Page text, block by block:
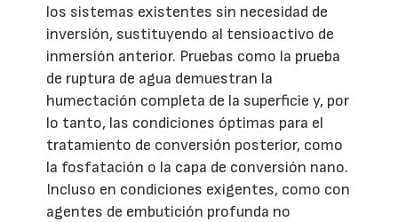
los sistemas existentes sin necesidad de
inversión, sustituyendo al tensioactivo de
inmersión anterior. Pruebas como la prueba
de ruptura de agua demuestran la
humectación completa de la superficie y, por
lo tanto, las condiciones óptimas para el
tratamiento de conversión posterior, como
la fosfatación o la capa de conversión nano.
Incluso en condiciones exigentes, como con
agentes de embutición profunda no